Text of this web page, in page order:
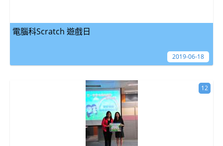
電腦科Scratch 遊戲日
2019-06-18
12